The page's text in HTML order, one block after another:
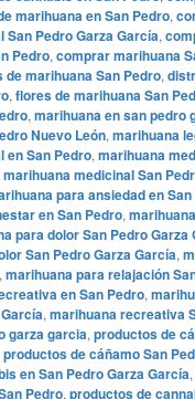
marihuana en San Pedro,
Pedro Garza García,
Pedro, comprar marihuana
marihuana San Pedro,
, flores de marihuana San
, marihuana en san pedro
Nuevo León, marihuana
en San Pedro, marihuana
marihuana medicinal San
para ansiedad en
en San Pedro,
para dolor San Pedro Garza
San Pedro Garza García,
, marihuana para relajación
en San Pedro,
, marihuana recreativa
garza garcia, productos de
productos de cáñamo San
en San Pedro Garza García,
Pedro, productos de